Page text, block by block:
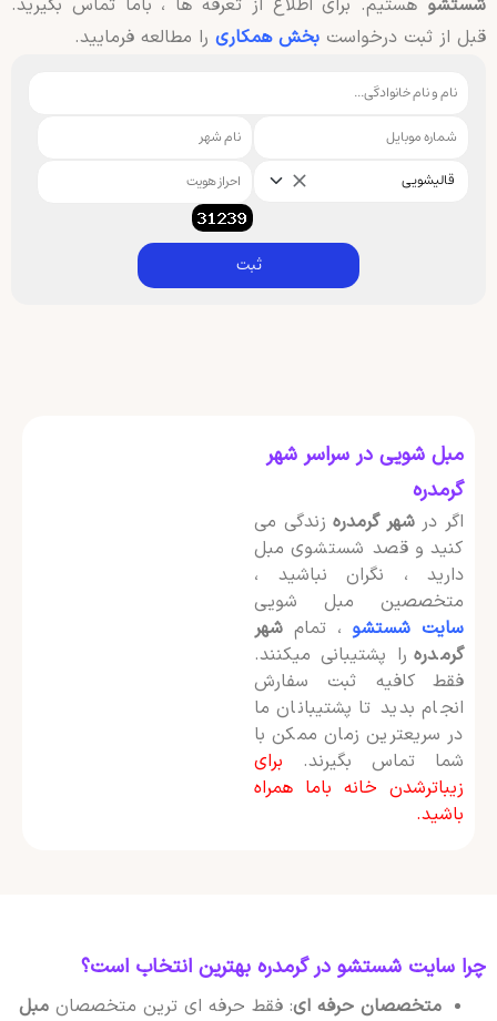
قبل از ثبت درخواست بخش همکاریرا مطالعه فرمایید.
قالیشویی
ثبت
مبل شویی در سراسر شهر
گرمدره
اگر در شهر گرمدره زندگی می
کنید و قصد شستشوی مبل
دارید ، نگران نباشید ،
متخصصین مبل شویی
سایت شستشو، تمام شهر
گرمدره را پشتیبانی میکنند.
فقط کافیه ثبت سفارش
انجام بدید تا پشتیبانان ما
در سریعترین زمان ممکن با
شما تماس بگیرند.
برای
زیباترشدن خانه باما همراه
باشید.
چرا سایت شستشو در گرمدره بهترین انتخاب است؟
متخصصان حرفه ای: فقط حرفه ای ترین متخصصان مبل